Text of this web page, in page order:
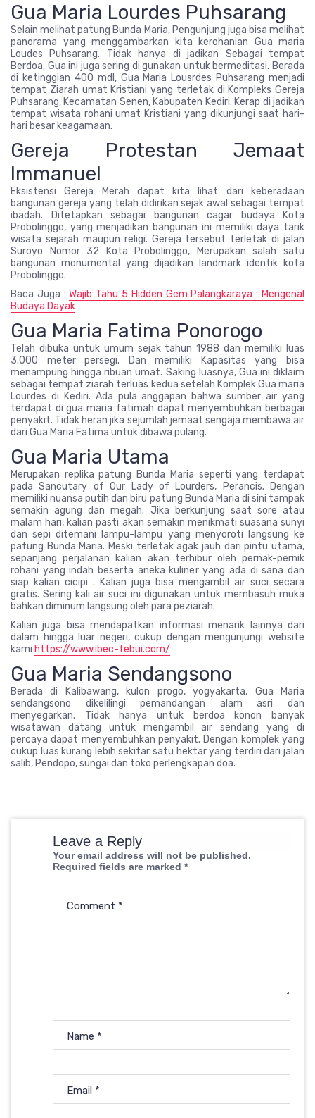
Gua Maria Lourdes Puhsarang
Selain melihat patung Bunda Maria, Pengunjung juga bisa melihat
panorama yang menggambarkan kita kerohanian Gua maria
Loudes Puhsarang. Tidak hanya di jadikan Sebagai tempat
Berdoa, Gua ini juga sering di gunakan untuk bermeditasi. Berada
di ketinggian 400 mdl, Gua Maria Lousrdes Puhsarang menjadi
tempat Ziarah umat Kristiani yang terletak di Kompleks Gereja
Puhsarang, Kecamatan Senen, Kabupaten Kediri. Kerap di jadikan
tempat wisata rohani umat Kristiani yang dikunjungi saat hari-
hari besar keagamaan.
Gereja Protestan Jemaat
Immanuel
Eksistensi Gereja Merah dapat kita lihat dari keberadaan
bangunan gereja yang telah didirikan sejak awal sebagai tempat
ibadah. Ditetapkan sebagai bangunan cagar budaya Kota
Probolinggo, yang menjadikan bangunan ini memiliki daya tarik
wisata sejarah maupun religi. Gereja tersebut terletak di jalan
Suroyo Nomor 32 Kota Probolinggo, Merupakan salah satu
bangunan monumental yang dijadikan landmark identik kota
Probolinggo.
Baca Juga :Wajib Tahu 5 Hidden Gem Palangkaraya : Mengenal
Budaya Dayak
Gua Maria Fatima Ponorogo
Telah dibuka untuk umum sejak tahun 1988 dan memiliki luas
3.000 meter persegi. Dan memiliki Kapasitas yang bisa
menampung hingga ribuan umat. Saking luasnya, Gua ini diklaim
sebagai tempat ziarah terluas kedua setelah Komplek Gua maria
Lourdes di Kediri. Ada pula anggapan bahwa sumber air yang
terdapat di gua maria fatimah dapat menyembuhkan berbagai
penyakit. Tidak heran jika sejumlah jemaat sengaja membawa air
dari Gua Maria Fatima untuk dibawa pulang.
Gua Maria Utama
Merupakan replika patung Bunda Maria seperti yang terdapat
pada Sancutary of Our Lady of Lourders, Perancis. Dengan
memiliki nuansa putih dan biru patung Bunda Maria di sini tampak
semakin agung dan megah. Jika berkunjung saat sore atau
malam hari, kalian pasti akan semakin menikmati suasana sunyi
dan sepi ditemani lampu-lampu yang menyoroti langsung ke
patung Bunda Maria. Meski terletak agak jauh dari pintu utama,
sepanjang perjalanan kalian akan terhibur oleh pernak-pernik
rohani yang indah beserta aneka kuliner yang ada di sana dan
siap kalian cicipi . Kalian juga bisa mengambil air suci secara
gratis. Sering kali air suci ini digunakan untuk membasuh muka
bahkan diminum langsung oleh para peziarah.
Kalian juga bisa mendapatkan informasi menarik lainnya dari
dalam hingga luar negeri, cukup dengan mengunjungi website
kami https://www.ibec-febui.com/
Gua Maria Sendangsono
Berada di Kalibawang, kulon progo, yogyakarta, Gua Maria
sendangsono dikelilingi pemandangan alam asri dan
menyegarkan. Tidak hanya untuk berdoa konon banyak
wisatawan datang untuk mengambil air sendang yang di
percaya dapat menyembuhkan penyakit. Dengan komplek yang
cukup luas kurang lebih sekitar satu hektar yang terdiri dari jalan
salib, Pendopo, sungai dan toko perlengkapan doa.
Leave a Reply
Your email address will not be published.
Required fields are marked *
Comment *
Name *
Email *